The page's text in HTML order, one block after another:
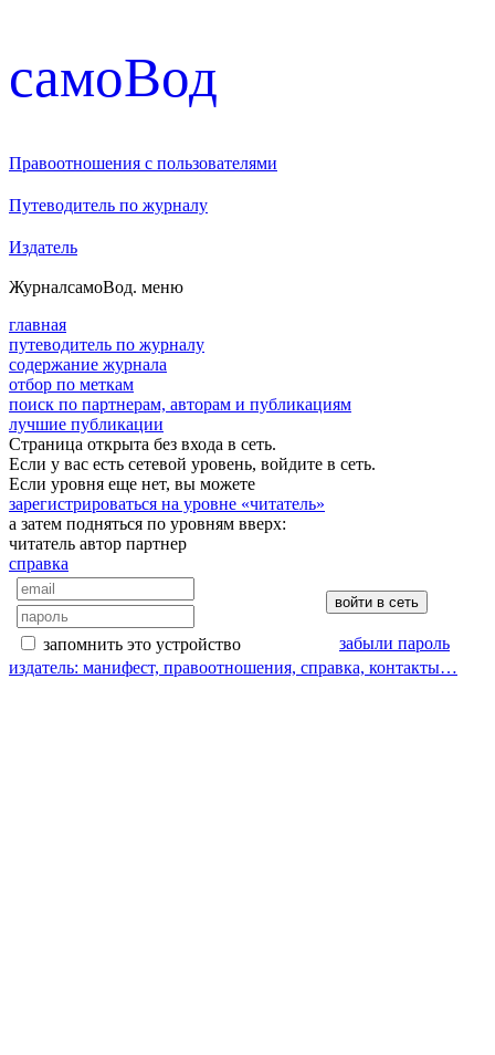
cамоВод
Правоотношения с пользователями
Путеводитель по журналу
Издатель
ЖурналсамоВод. меню
главная
путеводитель по журналу
содержание журнала
отбор по меткам
поиск по партнерам, авторам и публикациям
лучшие публикации
Страница открыта без входа в сеть.
Если у вас есть сетевой уровень, войдите в сеть.
Если уровня еще нет, вы можете
зарегистрироваться на уровне «читатель»
а затем подняться по уровням вверх:
читатель автор партнер
справка
запомнить это устройство
забыли пароль
издатель: манифест, правоотношения, справка, контакты…